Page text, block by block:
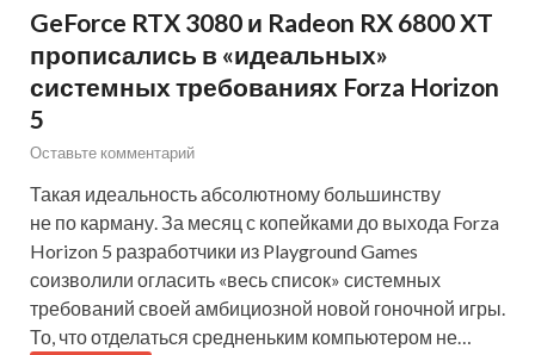
GeForce RTX 3080 и Radeon RX 6800 XT
прописались в «идеальных»
системных требованиях Forza Horizon
5
Оставьте комментарий
Такая идеальность абсолютному большинству
не по карману. За месяц с копейками до выхода Forza
Horizon 5 разработчики из Playground Games
соизволили огласить «весь список» системных
требований своей амбициозной новой гоночной игры.
То, что отделаться средненьким компьютером не…